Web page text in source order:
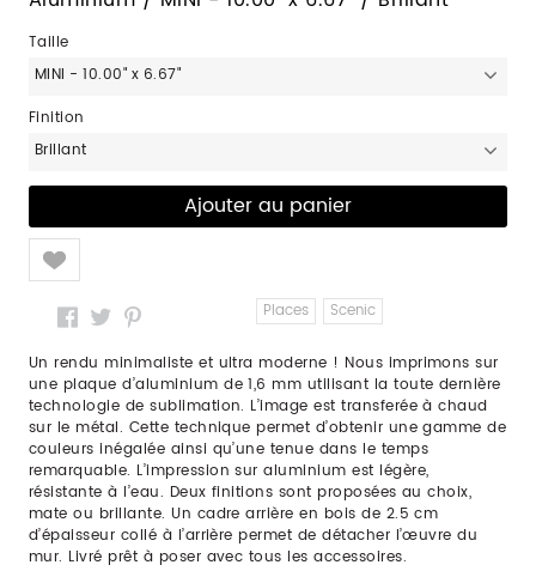
Taille
MINI - 10.00" x 6.67"
Finition
Brillant
Like
Places Scenic
Un rendu minimaliste et ultra moderne ! Nous imprimons sur
une plaque d’aluminium de 1,6 mm utilisant la toute dernière
technologie de sublimation. L’image est transferée à chaud
sur le métal. Cette technique permet d’obtenir une gamme de
couleurs inégalée ainsi qu’une tenue dans le temps
remarquable. L’impression sur aluminium est légère,
résistante à l’eau. Deux finitions sont proposées au choix,
mate ou brillante. Un cadre arrière en bois de 2.5 cm
d’épaisseur collé à l’arrière permet de détacher l’œuvre du
mur. Livré prêt à poser avec tous les accessoires.